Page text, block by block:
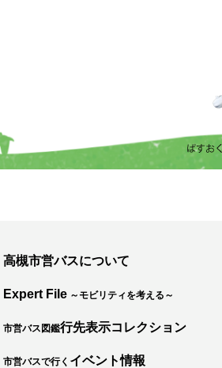
高槻市営バスについて
Expert File ～モビリティを考える～
市営バス図鑑行先表示コレクション
市営バスで行く イベント情報